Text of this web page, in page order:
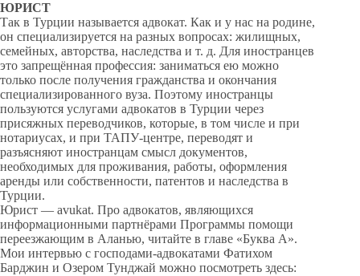
ЮРИСТ
Так в Турции называется адвокат. Как и у нас на родине,
он специализируется на разных вопросах: жилищных,
семейных, авторства, наследства и т. д. Для иностранцев
это запрещённая профессия: заниматься ею можно
только после получения гражданства и окончания
специализированного вуза. Поэтому иностранцы
пользуются услугами адвокатов в Турции через
присяжных переводчиков, которые, в том числе и при
нотариусах, и при ТАПУ-центре, переводят и
разъясняют иностранцам смысл документов,
необходимых для проживания, работы, оформления
аренды или собственности, патентов и наследства в
Турции.
Юрист — avukat. Про адвокатов, являющихся
информационными партнёрами Программы помощи
переезжающим в Аланью, читайте в главе «Буква А».
Мои интервью с господами-адвокатами Фатихом
Барджин и Озером Тунджай можно посмотреть здесь: